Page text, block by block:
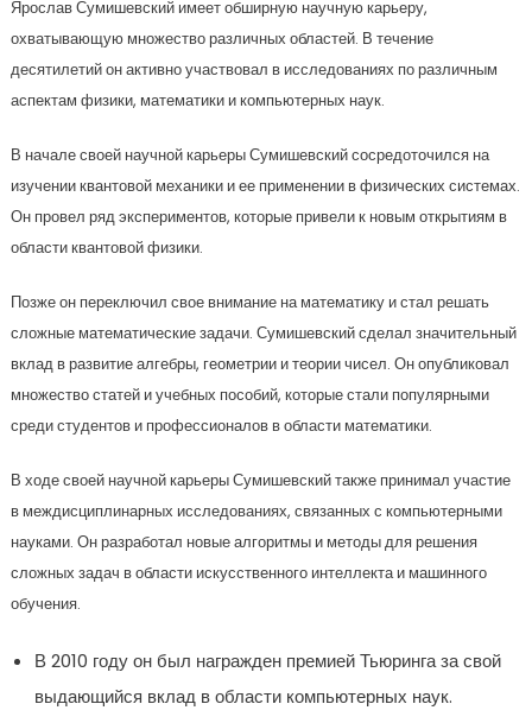
Ярослав Сумишевский имеет обширную научную карьеру,
охватывающую множество различных областей. В течение
десятилетий он активно участвовал в исследованиях по различным
аспектам физики, математики и компьютерных наук.
В начале своей научной карьеры Сумишевский сосредоточился на
изучении квантовой механики и ее применении в физических системах.
Он провел ряд экспериментов, которые привели к новым открытиям в
области квантовой физики.
Позже он переключил свое внимание на математику и стал решать
сложные математические задачи. Сумишевский сделал значительный
вклад в развитие алгебры, геометрии и теории чисел. Он опубликовал
множество статей и учебных пособий, которые стали популярными
среди студентов и профессионалов в области математики.
В ходе своей научной карьеры Сумишевский также принимал участие
в междисциплинарных исследованиях, связанных с компьютерными
науками. Он разработал новые алгоритмы и методы для решения
сложных задач в области искусственного интеллекта и машинного
обучения.
В 2010 году он был награжден премией Тьюринга за свой
выдающийся вклад в области компьютерных наук.